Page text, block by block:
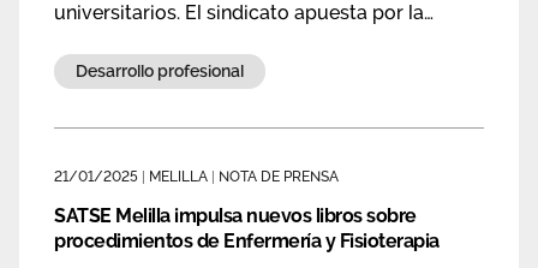
Sala de prensa
Documentos
Publicaciones
Vídeos
Área privada
universitarios. El sindicato apuesta por la
ampliar las oportunidades laborales
Desarrollo profesional
21/01/2025 MELILLA NOTA DE PRENSA
SATSE Melilla impulsa nuevos libros sobre
procedimientos de Enfermería y Fisioterapia